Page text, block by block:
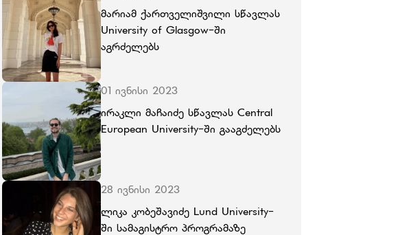
მარიამ ქართველიშვილი სწავლას
University of Glasgow-ში
აგრძელებს
01 ივნისი 2023
ირაკლი მაჩაიძე სწავლას Central
European University-ში გააგძელებს
28 ივნისი 2023
ლიკა კობეშავიძე Lund University-
ში სამაგისტრო პროგრამაზე